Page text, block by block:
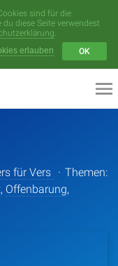
sind für die
diese Seite verwendest
.
erlauben
OK
für Vers · Themen:
, Offenbarung,
Menü
Videoarchiv
Sprecher